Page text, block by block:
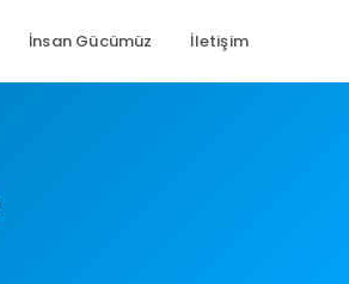
İnsan Gücümüz İletişim